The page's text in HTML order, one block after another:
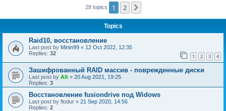
28 topics 1 2
Topics
Raid10, восстановление
Last post by Minin99 « 12 Oct 2022, 12:35
Replies: 32 1 2 3 4
Зашифрованный RAID массив - поврежденные диски
Last post by Alt « 20 Aug 2021, 19:25
Replies: 3
Восстановление fusiondrive под Widows
Last post by flodur « 21 Sep 2020, 14:56
Replies: 2